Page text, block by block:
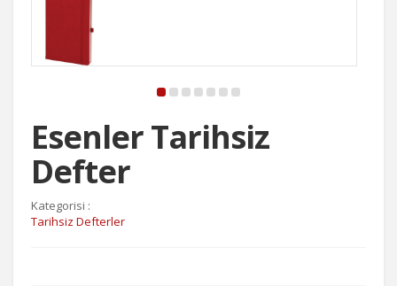
Esenler Tarihsiz
Defter
Kategorisi :
Tarihsiz Defterler